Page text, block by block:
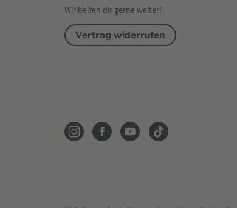
Wir helfen dir gerne weiter!
Vertrag widerrufen